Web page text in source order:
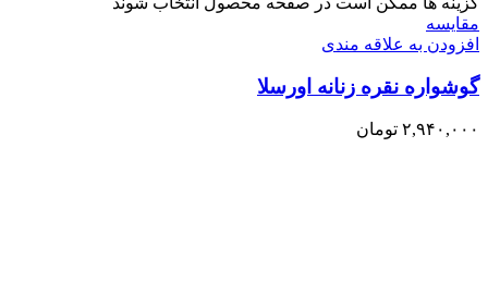
مقایسه
افزودن به علاقه مندی
گوشواره نقره زنانه اورسلا
۲,۹۴۰,۰۰۰ تومان